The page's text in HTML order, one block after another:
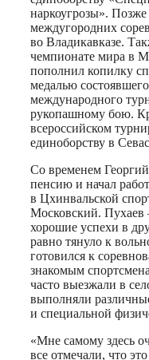
наркоугрозы». Позже
междугородних
во Владикавказе.
чемпионате мира в
пополнил копилку
медалью
международного
рукопашному бою.
всероссийском
единоборству в
Со временем
пенсию и начал
в Цхинвальской
Московский. Пухаев
хорошие успехи в
равно тянуло к
готовился к
знакомым
часто выезжали в
выполняли
и специальной
«Мне самому здесь
все отмечали, что